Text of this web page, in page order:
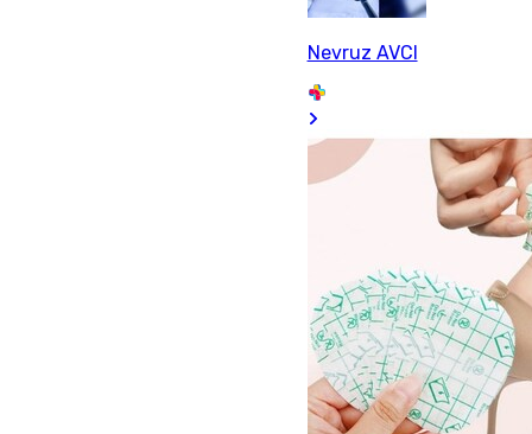
Nevruz AVCI